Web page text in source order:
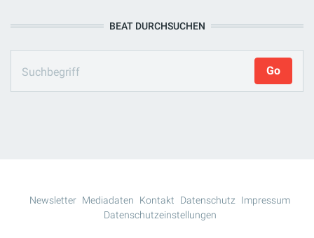
BEAT DURCHSUCHEN
Newsletter Mediadaten Kontakt Datenschutz
Impressum
Datenschutzeinstellungen